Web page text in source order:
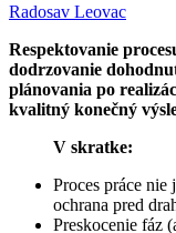
Radosav Leovac
Respektovanie
dodrzovanie
plánovania po
kvalitný konečný
V skratke:
Proces práce
ochrana pred
Preskocenie fáz